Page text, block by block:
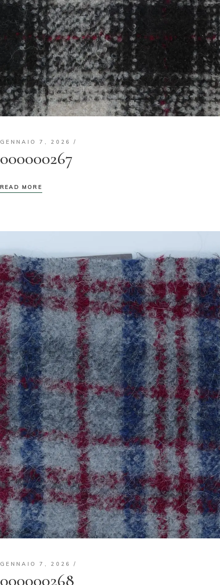
GENNAIO 7, 2026
000000267
READ MORE
GENNAIO 7, 2026
000000268